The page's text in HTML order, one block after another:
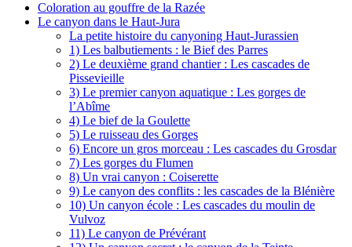
Coloration au gouffre de la Razée
Le canyon dans le Haut-Jura
La petite histoire du canyoning Haut-Jurassien
1) Les balbutiements : le Bief des Parres
2) Le deuxième grand chantier : Les cascades de
Pissevieille
3) Le premier canyon aquatique : Les gorges de
l’Abîme
4) Le bief de la Goulette
5) Le ruisseau des Gorges
6) Encore un gros morceau : Les cascades du Grosdar
7) Les gorges du Flumen
8) Un vrai canyon : Coiserette
9) Le canyon des conflits : les cascades de la Blénière
10) Un canyon école : Les cascades du moulin de
Vulvoz
11) Le canyon de Prévérant